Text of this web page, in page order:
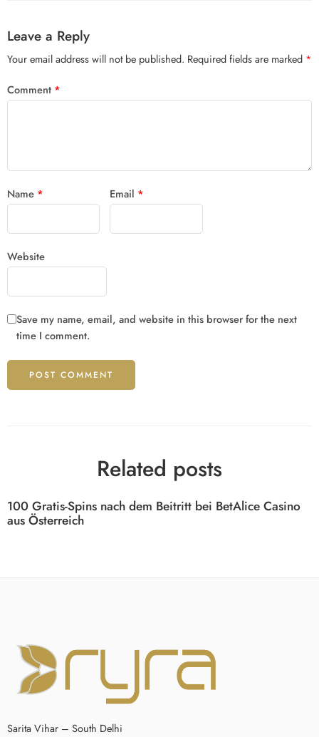
Leave a Reply
Your email address will not be published. Required fields are marked *
Comment *
Name * Email *
Website
Save my name, email, and website in this browser for the next
time I comment.
Related posts
100 Gratis-Spins nach dem Beitritt bei BetAlice Casino
aus Österreich
Sarita Vihar – South Delhi